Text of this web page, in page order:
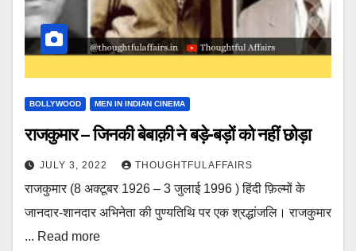
BOLLYWOOD MEN IN INDIAN CINEMA
राजकुमार – जिनकी बेबाक़ी ने बड़े-बड़ों को नहीं छोड़ा
JULY 3, 2022 THOUGHTFULAFFAIRS
राजकुमार (8 अक्टूबर 1926 – 3 जुलाई 1996 ) हिंदी फ़िल्मों के
जानदार-शानदार अभिनेता की पुण्यतिथि पर एक श्रद्धांजलि। राजकुमार
... Read more